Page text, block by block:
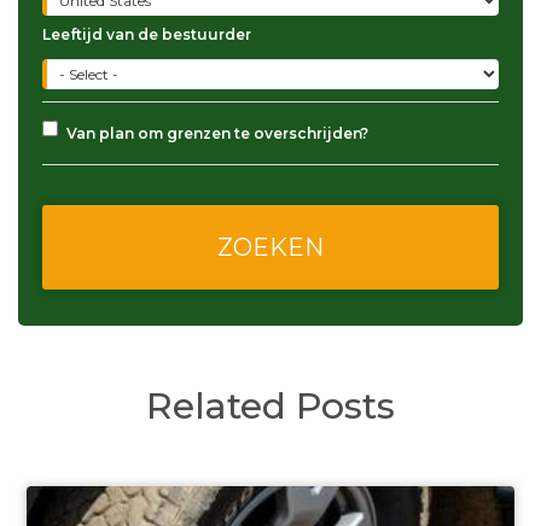
Leeftijd van de bestuurder
Van plan om grenzen te overschrijden?
Related Posts